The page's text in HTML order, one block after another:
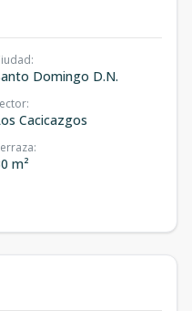
:
Domingo D.N.
:
Cacicazgos
:
m²